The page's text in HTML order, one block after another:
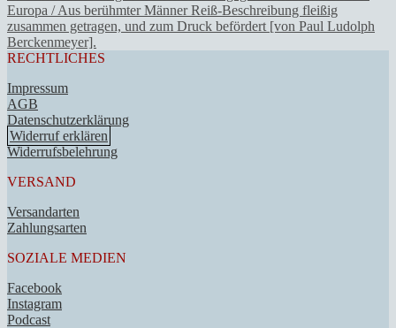
Europa / Aus berühmter Männer Reiß-Beschreibung fleißig
zusammen getragen, und zum Druck befördert [von Paul Ludolph
Berckenmeyer].
RECHTLICHES
Impressum
AGB
Datenschutzerklärung
Widerruf erklären
Widerrufsbelehrung
VERSAND
Versandarten
Zahlungsarten
SOZIALE MEDIEN
Facebook
Instagram
Podcast